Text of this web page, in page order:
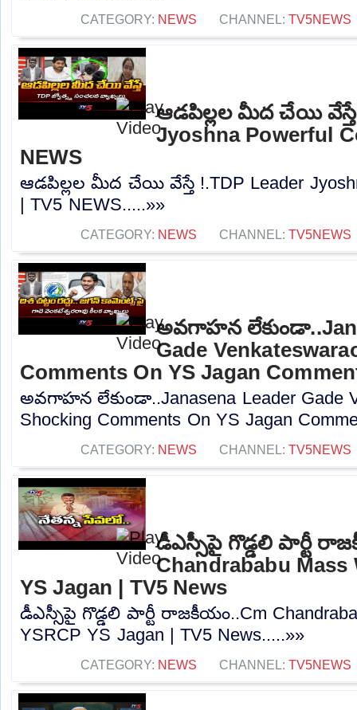
CATEGORY: NEWS CHANNEL: TV5NEWS
ఆడపిల్లల మీద చేయి వేస్తే
Jyoshna Powerful
NEWS
ఆడపిల్లల మీద చేయి వేస్తే !.TDP Leader
| TV5 NEWS.....»»
CATEGORY: NEWS CHANNEL: TV5NEWS
అవగాహన
Gade
Comments On YS Jagan
అవగాహన లేకుండా..Janasena Leader Gade
Shocking Comments On YS Jagan
CATEGORY: NEWS CHANNEL: TV5NEWS
డీఎస్సీపై గొడ్డలి పార్టీ
Chandrababu Mass
YS Jagan | TV5 News
డీఎస్సీపై గొడ్డలి పార్టీ రాజకీయం..Cm
YSRCP YS Jagan | TV5 News.....»»
CATEGORY: NEWS CHANNEL: TV5NEWS